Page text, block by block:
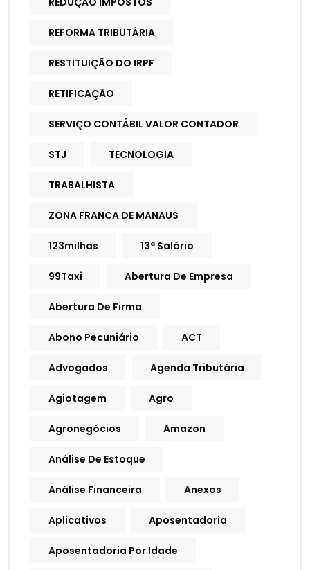
REFORMA TRIBUTÁRIA
RESTITUIÇÃO DO IRPF
RETIFICAÇÃO
SERVIÇO CONTÁBIL VALOR CONTADOR
STJ TECNOLOGIA
TRABALHISTA
ZONA FRANCA DE MANAUS
123milhas 13ª Salário
99Taxi Abertura De Empresa
Abertura De Firma
Abono Pecuniário ACT
Advogados Agenda Tributária
Agiotagem Agro
Agronegócios Amazon
Análise De Estoque
Análise Financeira Anexos
Aplicativos Aposentadoria
Aposentadoria Por Idade